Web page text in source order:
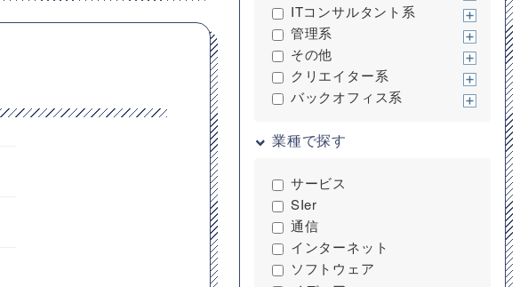
ITコンサルタント系
管理系
その他
クリエイター系
バックオフィス系
業種で探す
サービス
SIer
通信
インターネット
ソフトウェア